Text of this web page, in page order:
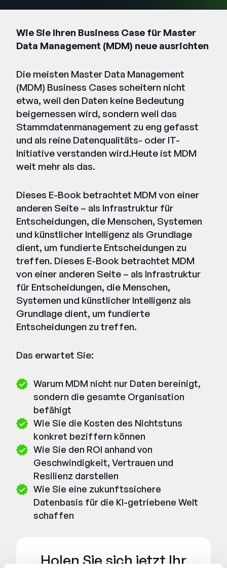
Wie Sie Ihren Business Case für Master
Data Management (MDM) neue ausrichten
Die meisten Master Data Management
(MDM) Business Cases scheitern nicht
etwa, weil den Daten keine Bedeutung
beigemessen wird, sondern weil das
Stammdatenmanagement zu eng gefasst
und als reine Datenqualitäts- oder IT-
Initiative verstanden wird.Heute ist MDM
weit mehr als das.
Dieses E-Book betrachtet MDM von einer
anderen Seite – als Infrastruktur für
Entscheidungen, die Menschen, Systemen
und künstlicher Intelligenz als Grundlage
dient, um fundierte Entscheidungen zu
treffen. Dieses E-Book betrachtet MDM
von einer anderen Seite – als Infrastruktur
für Entscheidungen, die Menschen,
Systemen und künstlicher Intelligenz als
Grundlage dient, um fundierte
Entscheidungen zu treffen.
Das erwartet Sie:
Warum MDM nicht nur Daten bereinigt,
sondern die gesamte Organisation
befähigt
Wie Sie die Kosten des Nichtstuns
konkret beziffern können
Wie Sie den ROI anhand von
Geschwindigkeit, Vertrauen und
Resilienz darstellen
Wie Sie eine zukunftssichere
Datenbasis für die KI-getriebene Welt
schaffen
Holen Sie sich jetzt Ihr